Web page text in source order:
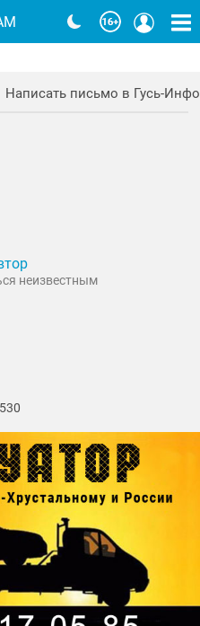
Написать письмо в Гусь-Инфо
неизвестным
530